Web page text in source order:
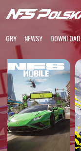
GRY NEWSY DOWNLOAD